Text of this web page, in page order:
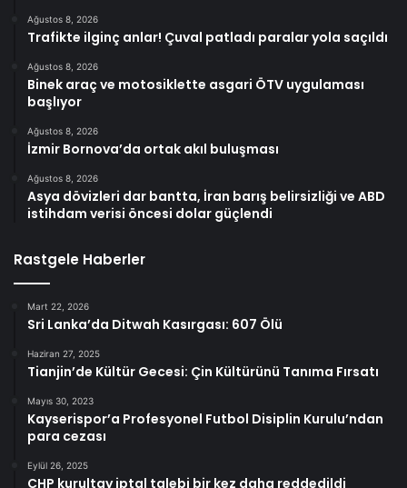
Ağustos 8, 2026
Trafikte ilginç anlar! Çuval patladı paralar yola saçıldı
Ağustos 8, 2026
Binek araç ve motosiklette asgari ÖTV uygulaması
başlıyor
Ağustos 8, 2026
İzmir Bornova’da ortak akıl buluşması
Ağustos 8, 2026
Asya dövizleri dar bantta, İran barış belirsizliği ve ABD
istihdam verisi öncesi dolar güçlendi
Rastgele Haberler
Mart 22, 2026
Sri Lanka’da Ditwah Kasırgası: 607 Ölü
Haziran 27, 2025
Tianjin’de Kültür Gecesi: Çin Kültürünü Tanıma Fırsatı
Mayıs 30, 2023
Kayserispor’a Profesyonel Futbol Disiplin Kurulu’ndan
para cezası
Eylül 26, 2025
CHP kurultay iptal talebi bir kez daha reddedildi